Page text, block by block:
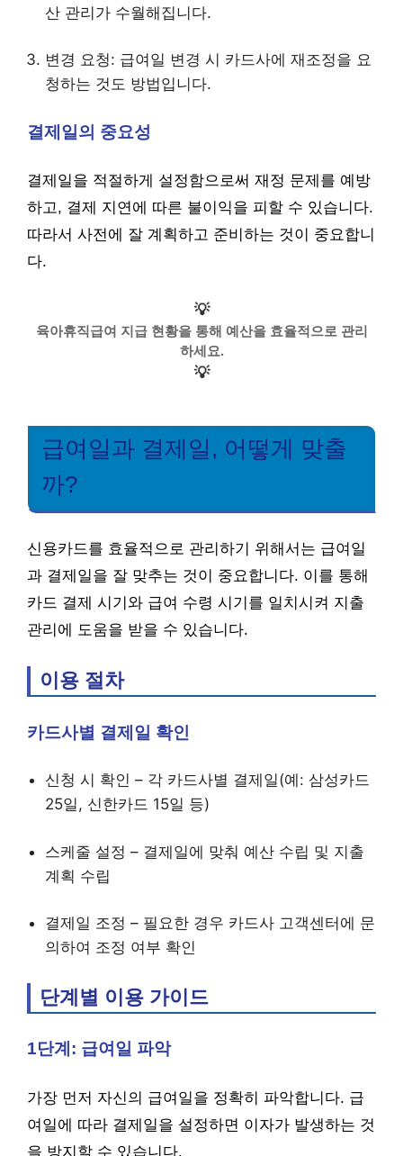
산 관리가 수월해집니다.
변경 요청: 급여일 변경 시 카드사에 재조정을 요
청하는 것도 방법입니다.
결제일의 중요성
결제일을 적절하게 설정함으로써 재정 문제를 예방
하고, 결제 지연에 따른 불이익을 피할 수 있습니다.
따라서 사전에 잘 계획하고 준비하는 것이 중요합니
다.
💡
육아휴직급여 지급 현황을 통해 예산을 효율적으로 관리
하세요.
💡
급여일과 결제일, 어떻게 맞출
까?
신용카드를 효율적으로 관리하기 위해서는 급여일
과 결제일을 잘 맞추는 것이 중요합니다. 이를 통해
카드 결제 시기와 급여 수령 시기를 일치시켜 지출
관리에 도움을 받을 수 있습니다.
이용 절차
카드사별 결제일 확인
신청 시 확인 – 각 카드사별 결제일(예: 삼성카드
25일, 신한카드 15일 등)
스케줄 설정 – 결제일에 맞춰 예산 수립 및 지출
계획 수립
결제일 조정 – 필요한 경우 카드사 고객센터에 문
의하여 조정 여부 확인
단계별 이용 가이드
1단계: 급여일 파악
가장 먼저 자신의 급여일을 정확히 파악합니다. 급
여일에 따라 결제일을 설정하면 이자가 발생하는 것
을 방지할 수 있습니다.